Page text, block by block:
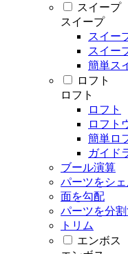
スイープ
スイープ
スイー
スイー
簡単ス
ロフト
ロフト
ロフト
ロフト
簡単ロ
ガイド
ブール演算
パーツをシ
面を勾配
パーツを分割
トリム
エンボス